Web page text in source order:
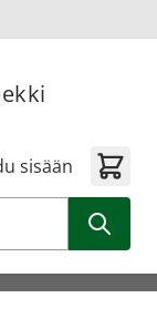
sisään